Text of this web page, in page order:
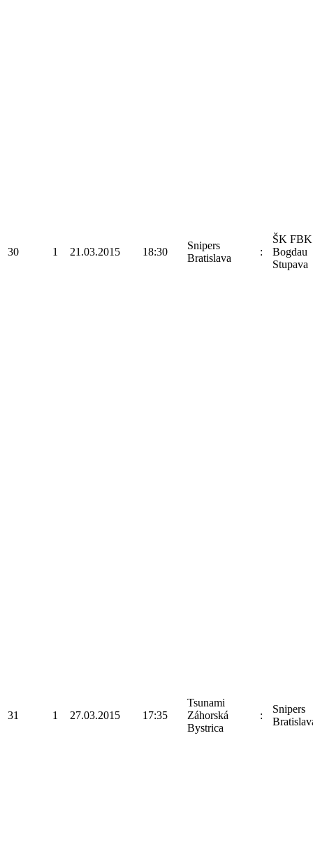
30 1 21.03.2015 18:30
Snipers
Bratislava
:
ŠK FBK
Bogdau
Stupava
31 1 27.03.2015 17:35
Tsunami
Záhorská
Bystrica
:
Snipers